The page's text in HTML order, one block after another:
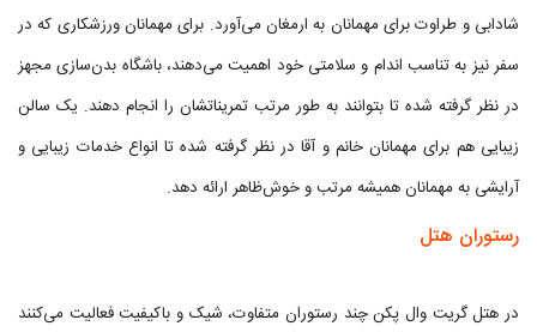
شادابی و طراوت برای مهمانان به ارمغان می‌آورد. برای مهمانان ورزشکاری که در
سفر نیز به تناسب اندام و سلامتی خود اهمیت می‌دهند، باشگاه بدن‌سازی مجهز
در نظر گرفته شده تا بتوانند به طور مرتب تمریناتشان را انجام دهند. یک سالن
زیبایی هم برای مهمانان خانم و آقا در نظر گرفته شده تا انواع خدمات زیبایی و
آرایشی به مهمانان همیشه مرتب و خوش‌ظاهر ارائه دهد.
رستوران هتل
در هتل گریت وال پکن چند رستوران متفاوت، شیک و باکیفیت فعالیت می‌کنند